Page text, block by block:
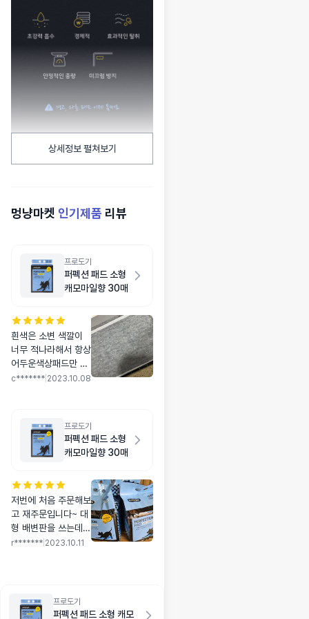
상세정보 펼쳐보기
멍냥마켓 인기제품 리뷰
프로도기
퍼펙션 패드 소형
캐모마일향 30매
흰색은 소변 색깔이
너무 적나라해서 항상
어두운색상패드만 써
요 더 큰 크기가 나오
c******* 2023.10.08
프로도기
퍼펙션 패드 소형
캐모마일향 30매
저번에 처음 주문해보
고 재주문입니다~ 대
형 배변판을 쓰는데
크기가 딱이예요~ 다
아주 커서 새지도 않
고 흡수 좋아요~^^
r******* 2023.10.11
프로도기
퍼펙션 패드 소형 캐모